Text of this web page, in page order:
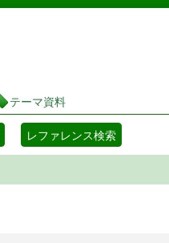
テーマ資料
レファレンス検索